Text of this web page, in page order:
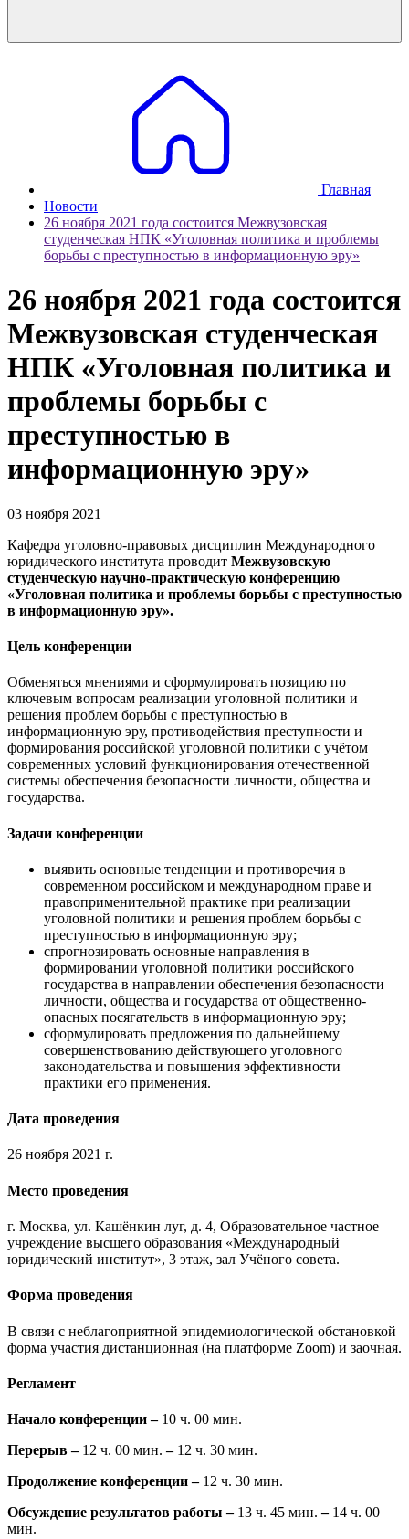
Главная
Новости
26 ноября 2021 года состоится Межвузовская
студенческая НПК «Уголовная политика и проблемы
борьбы с преступностью в информационную эру»
26 ноября 2021 года состоится
Межвузовская студенческая
НПК «Уголовная политика и
проблемы борьбы с
преступностью в
информационную эру»
03 ноября 2021
Кафедра уголовно-правовых дисциплин Международного
юридического института проводит Межвузовскую
студенческую научно-практическую конференцию
«Уголовная политика и проблемы борьбы с преступностью
в информационную эру».
Цель конференции
Обменяться мнениями и сформулировать позицию по
ключевым вопросам реализации уголовной политики и
решения проблем борьбы с преступностью в
информационную эру, противодействия преступности и
формирования российской уголовной политики с учётом
современных условий функционирования отечественной
системы обеспечения безопасности личности, общества и
государства.
Задачи конференции
выявить основные тенденции и противоречия в
современном российском и международном праве и
правоприменительной практике при реализации
уголовной политики и решения проблем борьбы с
преступностью в информационную эру;
спрогнозировать основные направления в
формировании уголовной политики российского
государства в направлении обеспечения безопасности
личности, общества и государства от общественно-
опасных посягательств в информационную эру;
сформулировать предложения по дальнейшему
совершенствованию действующего уголовного
законодательства и повышения эффективности
практики его применения.
Дата проведения
26 ноября 2021 г.
Место проведения
г. Москва, ул. Кашёнкин луг, д. 4, Образовательное частное
учреждение высшего образования «Международный
юридический институт», 3 этаж, зал Учёного совета.
Форма проведения
В связи с неблагоприятной эпидемиологической обстановкой
форма участия дистанционная (на платформе Zoom) и заочная.
Регламент
Начало конференции – 10 ч. 00 мин.
Перерыв – 12 ч. 00 мин.– 12 ч. 30 мин.
Продолжение конференции –12 ч. 30 мин.
Обсуждение результатов работы –13 ч. 45 мин.–14 ч. 00
мин.